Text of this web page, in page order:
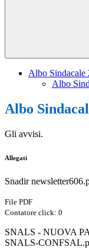
Albo Sindacale
Albo
Albo
Gli avvisi.
Allegati
Snadir
File PDF
Contatore click: 0
SNALS - NUOVA
SNALS-